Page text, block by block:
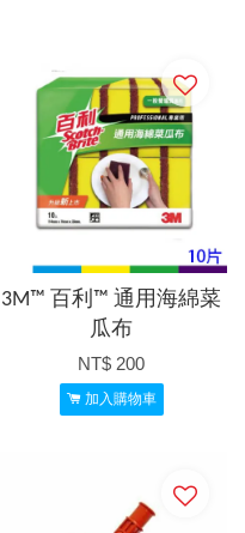
3M™ 百利™ 通用海綿菜
瓜布
NT$ 200
加入購物車